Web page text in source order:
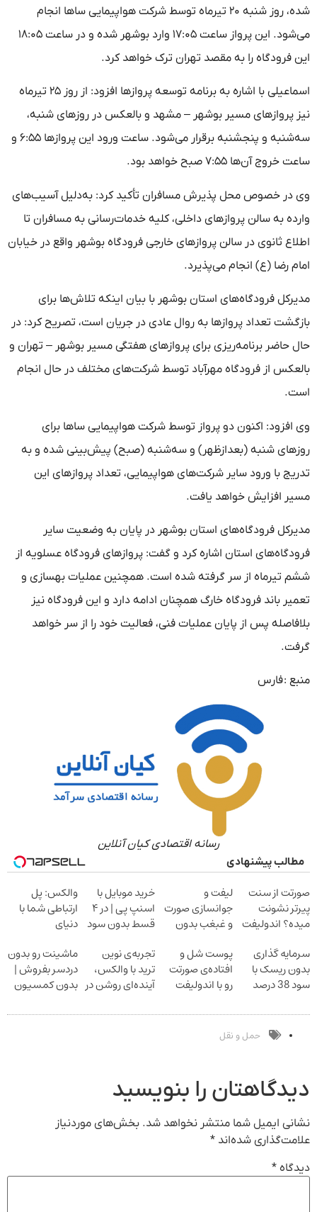
شده، روز شنبه ۲۰ تیرماه توسط شرکت هواپیمایی ساها انجام
می‌شود. این پرواز ساعت ۱۷:۰۵ وارد بوشهر شده و در ساعت ۱۸:۰۵
این فرودگاه را به مقصد تهران ترک خواهد کرد.
اسماعیلی با اشاره به برنامه توسعه پروازها افزود: از روز ۲۵ تیرماه
نیز پروازهای مسیر بوشهر – مشهد و بالعکس در روزهای شنبه،
سه‌شنبه و پنجشنبه برقرار می‌شود. ساعت ورود این پروازها ۶:۵۵ و
ساعت خروج آن‌ها ۷:۵۵ صبح خواهد بود.
وی در خصوص محل پذیرش مسافران تأکید کرد: به‌دلیل آسیب‌های
وارده به سالن پروازهای داخلی، کلیه خدمات‌رسانی به مسافران تا
اطلاع ثانوی در سالن پروازهای خارجی فرودگاه بوشهر واقع در خیابان
امام رضا (ع) انجام می‌پذیرد.
مدیرکل فرودگاه‌های استان بوشهر با بیان اینکه تلاش‌ها برای
بازگشت تعداد پروازها به روال عادی در جریان است، تصریح کرد: در
حال حاضر برنامه‌ریزی برای پروازهای هفتگی مسیر بوشهر – تهران و
بالعکس از فرودگاه مهرآباد توسط شرکت‌های مختلف در حال انجام
است.
وی افزود: اکنون دو پرواز توسط شرکت هواپیمایی ساها برای
روزهای شنبه (بعدازظهر) و سه‌شنبه (صبح) پیش‌بینی شده و به
تدریج با ورود سایر شرکت‌های هواپیمایی، تعداد پروازهای این
مسیر افزایش خواهد یافت.
مدیرکل فرودگاه‌های استان بوشهر در پایان به وضعیت سایر
فرودگاه‌های استان اشاره کرد و گفت: پروازهای فرودگاه عسلویه از
ششم تیرماه از سر گرفته شده است. همچنین عملیات بهسازی و
تعمیر باند فرودگاه خارگ همچنان ادامه دارد و این فرودگاه نیز
بلافاصله پس از پایان عملیات فنی، فعالیت خود را از سر خواهد
گرفت.
منبع :فارس
رسانه اقتصادی کیان آنلاین
مطالب پیشنهادی
صورتت از سنت
پیرتر نشونت
میده؟ اندولیفت
لیفت و
جوانسازی صورت
و غبغب بدون
نقاهت
خرید موبایل با
اسنپ پی | در ۴
قسط بدون سود
والکس: پل
ارتباطی شما با
دنیای
دیجیتال
سرمایه گذاری
بدون ریسک با
سود 38 درصد
پوست شل و
افتاده‌ی صورتت
رو با اندولیفت
تجربه‌ی نوین
ترید با والکس،
آینده‌ای روشن در
ماشینت رو بدون
دردسر بفروش |
بدون کمسیون
حمل و نقل
دیدگاهتان را بنویسید
نشانی ایمیل شما منتشر نخواهد شد. بخش‌های موردنیاز
علامت‌گذاری شده‌اند *
دیدگاه *